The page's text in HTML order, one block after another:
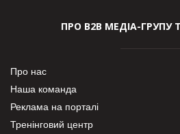
ПРО В2В МЕДІА-ГРУПУ
Про нас
Наша команда
Реклама на порталі
Тренінговий центр